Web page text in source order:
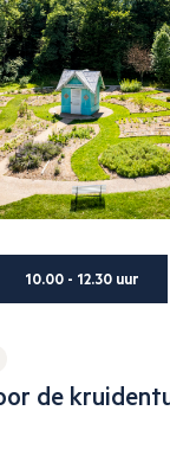
10.00 - 12.30 uur
de